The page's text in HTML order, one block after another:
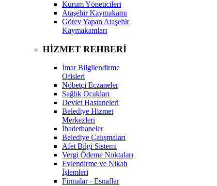
Kurum Yöneticileri
Ataşehir Kaymakamı
Görev Yapan Ataşehir
Kaymakamları
HİZMET REHBERİ
İmar Bilgilendirme
Ofisleri
Nöbetçi Eczaneler
Sağlık Ocakları
Devlet Hastaneleri
Belediye Hizmet
Merkezleri
İbadethaneler
Belediye Çalışmaları
Afet Bilgi Sistemi
Vergi Ödeme Noktaları
Evlendirme ve Nikah
İşlemleri
Firmalar - Esnaflar